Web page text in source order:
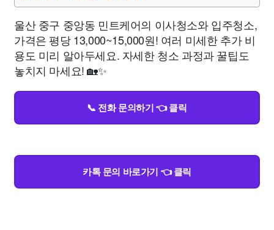
울산 중구 중앙동 민트케어의 이사청소와 입주청소,
가격은 평당 13,000~15,000원! 여러 미세한 추가 비
용도 미리 알아두세요. 자세한 청소 과정과 꿀팁도
놓치지 마세요! 🏡✨
📞 전화 문의하기 👈 클릭
카톡 문의 바로가기 👈 클릭